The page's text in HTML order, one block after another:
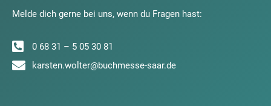
Melde dich gerne bei uns, wenn du Fragen hast:
0 68 31 – 5 05 30 81
karsten.wolter@buchmesse-saar.de